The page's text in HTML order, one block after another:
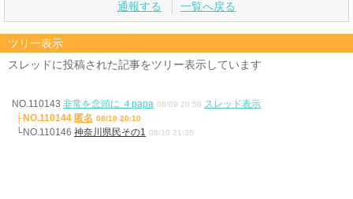
通報する 一覧へ戻る
ツリー表示
スレッドに投稿された記事をツリー表示しています
NO.110143 非常を念頭に ４papa 08/09 20:58 スレッド表示
├NO.110144 匿名 08/10 20:10
└NO.110146 神奈川県民その1 08/10 21:35